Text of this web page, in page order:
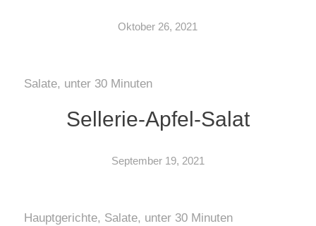
Oktober 26, 2021
Salate, unter 30 Minuten
Sellerie-Apfel-Salat
September 19, 2021
Hauptgerichte, Salate, unter 30 Minuten